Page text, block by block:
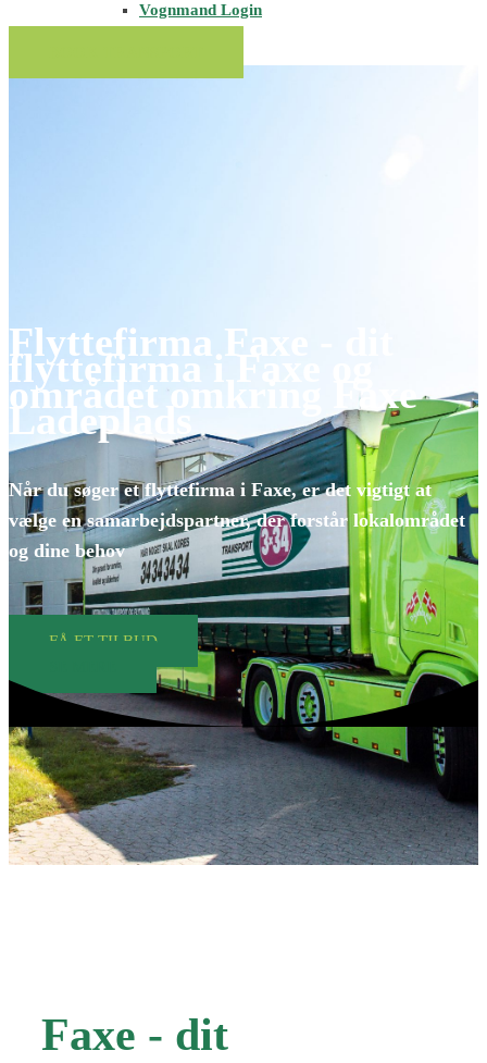
Vognmand Login
Flyttefirma Faxe - dit
flyttefirma i Faxe og
området omkring Faxe
Ladeplads
Når du søger et flyttefirma i Faxe, er det vigtigt at
vælge en samarbejdspartner, der forstår lokalområdet
og dine behov
FÅ ET TILBUD
Faxe - dit